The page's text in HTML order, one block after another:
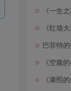
《一生之敌
《红墙大事
巴菲特的护城河
《空腹的神
《康熙